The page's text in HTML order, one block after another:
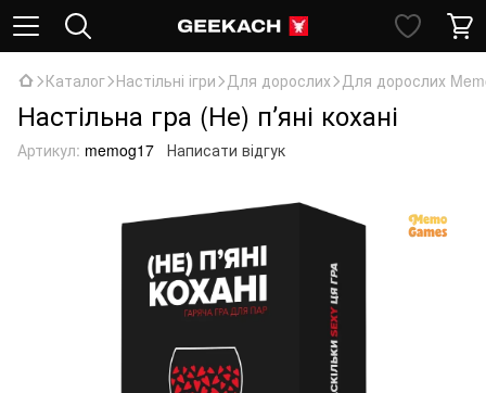
Каталог Настільні ігри Для дорослих Для дорослих
Настільна гра (Не) пʼяні кохані
Артикул: memog17 Написати відгук